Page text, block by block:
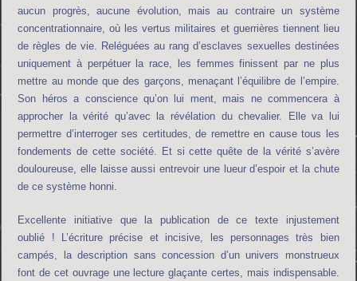
aucun progrès, aucune évolution, mais au contraire un système
concentrationnaire, où les vertus militaires et guerrières tiennent lieu
de règles de vie. Reléguées au rang d’esclaves sexuelles destinées
uniquement à perpétuer la race, les femmes finissent par ne plus
mettre au monde que des garçons, menaçant l’équilibre de l’empire.
Son héros a conscience qu’on lui ment, mais ne commencera à
approcher la vérité qu’avec la révélation du chevalier. Elle va lui
permettre d’interroger ses certitudes, de remettre en cause tous les
fondements de cette société. Et si cette quête de la vérité s’avère
douloureuse, elle laisse aussi entrevoir une lueur d’espoir et la chute
de ce système honni.
Excellente initiative que la publication de ce texte injustement
oublié ! L’écriture précise et incisive, les personnages très bien
campés, la description sans concession d’un univers monstrueux
font de cet ouvrage une lecture glaçante certes, mais indispensable.